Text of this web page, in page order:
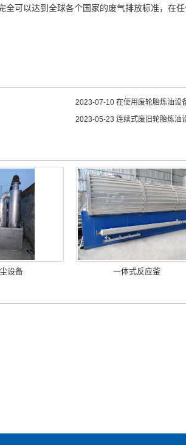
可以达到全球各个国家的废气排放标准，在
2023-07-10 在使用废轮胎炼油设
2023-05-23 连续式废旧轮胎炼油
设备 一体式反应釜